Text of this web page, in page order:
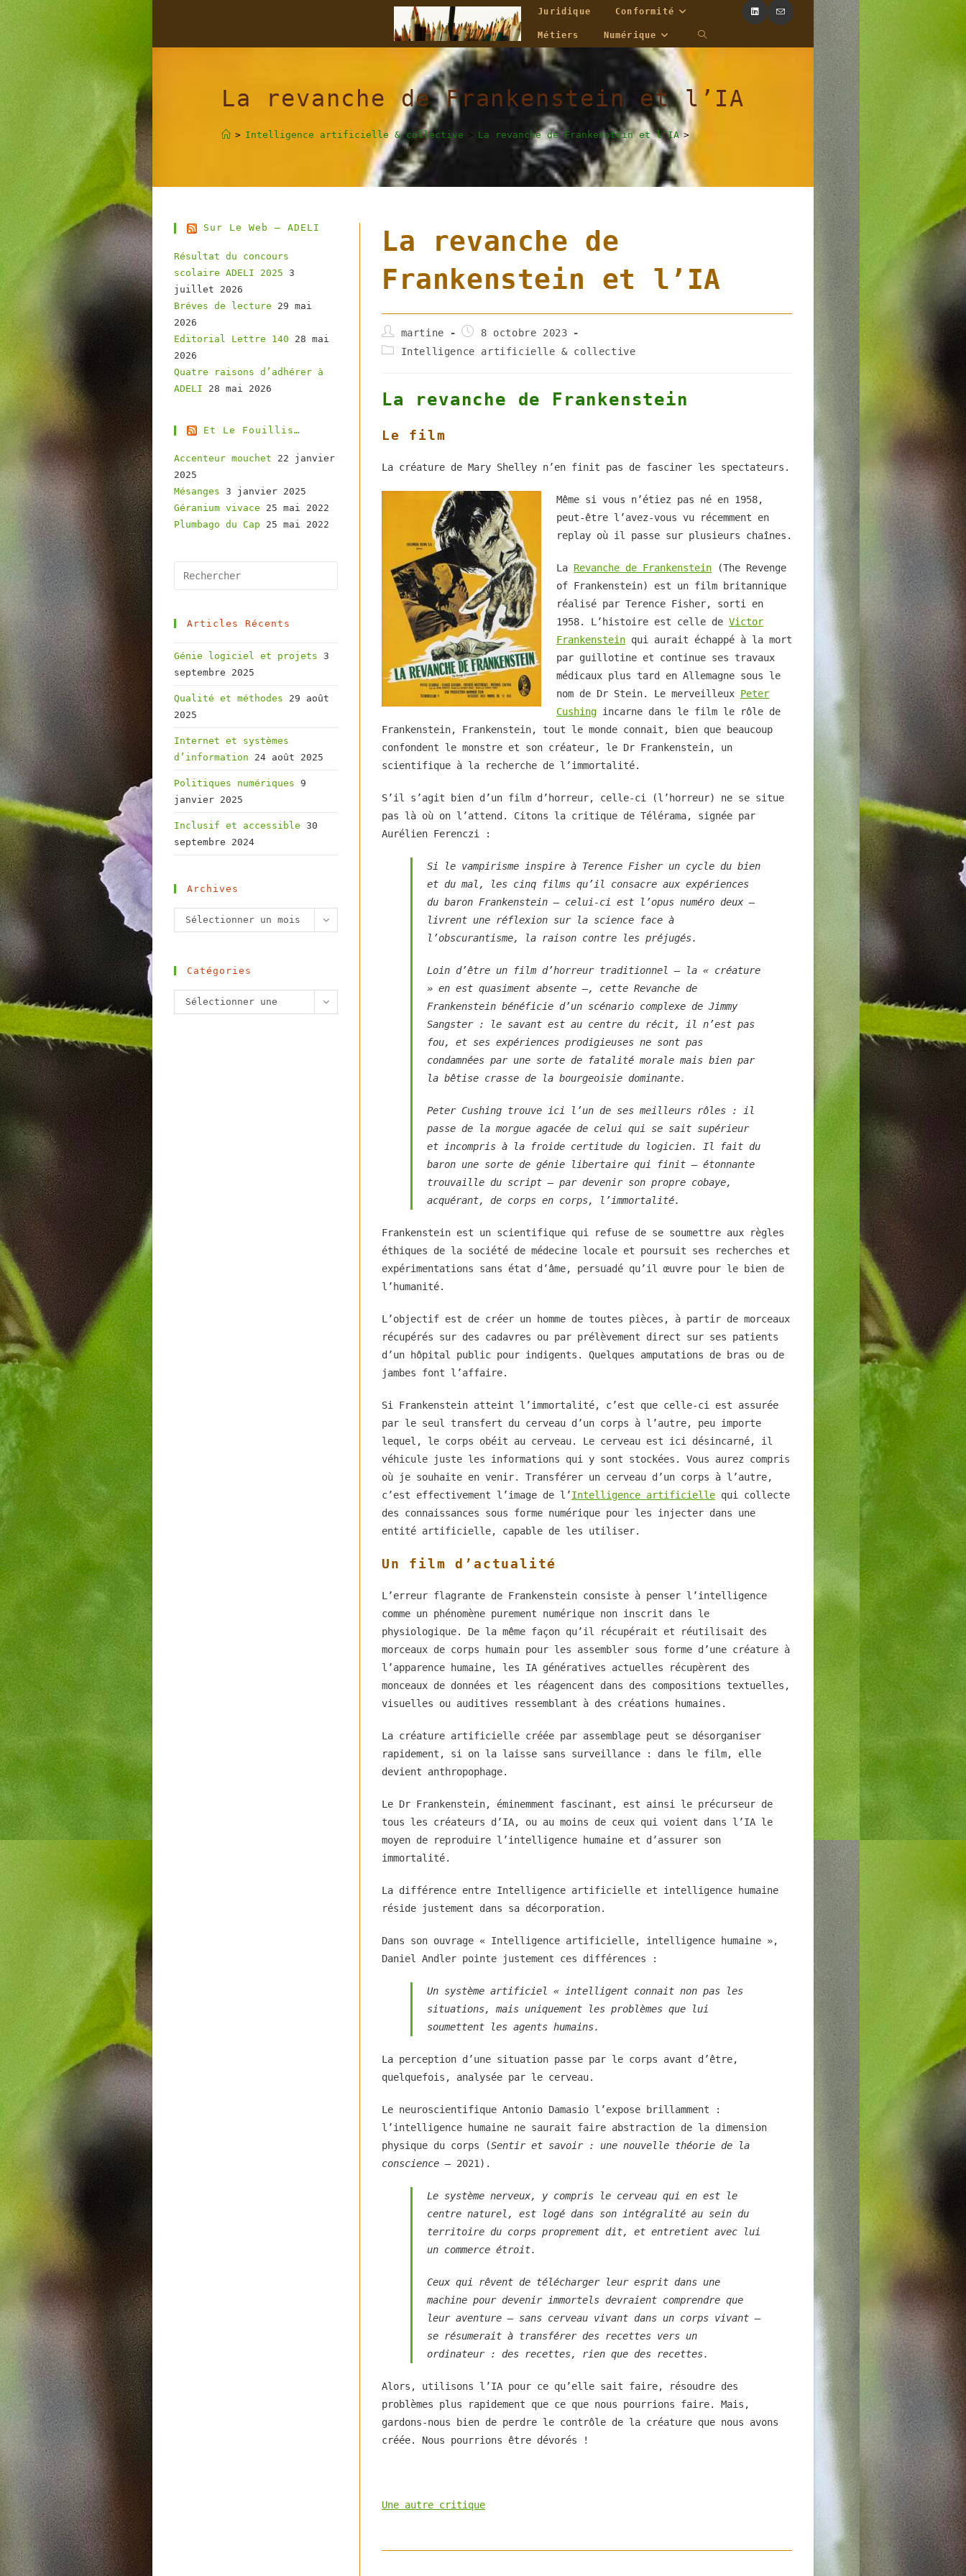
Juridique Conformité
Métiers Numérique Toggle
La revanche de Frankenstein et l’IA
> Intelligence artificielle & collective > La revanche de Frankenstein et l’IA >
La revanche de
Frankenstein et l’IA
Auteur/autrice
de
la
martine
Publication
8 octobre 2023
PostIntelligence artificielle & collective
La revanche de Frankenstein
Le film
La créature de Mary Shelley n’en finit pas de fasciner les spectateurs.
Même si vous n’étiez pas né en 1958,
peut-être l’avez-vous vu récemment en
replay où il passe sur plusieurs chaînes.
La Revanche de Frankenstein (The Revenge
of Frankenstein) est un film britannique
réalisé par Terence Fisher, sorti en
1958. L’histoire est celle de Victor
Frankenstein qui aurait échappé à la mort
par guillotine et continue ses travaux
médicaux plus tard en Allemagne sous le
nom de Dr Stein. Le merveilleux Peter
Cushing incarne dans le film le rôle de
Frankenstein, Frankenstein, tout le monde connait, bien que beaucoup
confondent le monstre et son créateur, le Dr Frankenstein, un
scientifique à la recherche de l’immortalité.
S’il s’agit bien d’un film d’horreur, celle-ci (l’horreur) ne se situe
pas là où on l’attend. Citons la critique de Télérama, signée par
Aurélien Ferenczi :
Si le vampirisme inspire à Terence Fisher un cycle du bien
et du mal, les cinq films qu’il consacre aux expériences
du baron Frankenstein — celui-ci est l’opus numéro deux —
livrent une réflexion sur la science face à
l’obscurantisme, la raison contre les préjugés.
Loin d’être un film d’horreur traditionnel — la « créature
» en est quasiment absente —, cette Revanche de
Frankenstein bénéficie d’un scénario complexe de Jimmy
Sangster : le savant est au centre du récit, il n’est pas
fou, et ses expériences prodigieuses ne sont pas
condamnées par une sorte de fatalité morale mais bien par
la bêtise crasse de la bourgeoisie dominante.
Peter Cushing trouve ici l’un de ses meilleurs rôles : il
passe de la morgue agacée de celui qui se sait supérieur
et incompris à la froide certitude du logicien. Il fait du
baron une sorte de génie libertaire qui finit — étonnante
trouvaille du script — par devenir son propre cobaye,
acquérant, de corps en corps, l’immortalité.
Frankenstein est un scientifique qui refuse de se soumettre aux règles
éthiques de la société de médecine locale et poursuit ses recherches et
expérimentations sans état d’âme, persuadé qu’il œuvre pour le bien de
l’humanité.
L’objectif est de créer un homme de toutes pièces, à partir de morceaux
récupérés sur des cadavres ou par prélèvement direct sur ses patients
d’un hôpital public pour indigents. Quelques amputations de bras ou de
jambes font l’affaire.
Si Frankenstein atteint l’immortalité, c’est que celle-ci est assurée
par le seul transfert du cerveau d’un corps à l’autre, peu importe
lequel, le corps obéit au cerveau. Le cerveau est ici désincarné, il
véhicule juste les informations qui y sont stockées. Vous aurez compris
où je souhaite en venir. Transférer un cerveau d’un corps à l’autre,
c’est effectivement l’image de l’Intelligence artificielle qui collecte
des connaissances sous forme numérique pour les injecter dans une
entité artificielle, capable de les utiliser.
Un film d’actualité
L’erreur flagrante de Frankenstein consiste à penser l’intelligence
comme un phénomène purement numérique non inscrit dans le
physiologique. De la même façon qu’il récupérait et réutilisait des
morceaux de corps humain pour les assembler sous forme d’une créature à
l’apparence humaine, les IA génératives actuelles récupèrent des
monceaux de données et les réagencent dans des compositions textuelles,
visuelles ou auditives ressemblant à des créations humaines.
La créature artificielle créée par assemblage peut se désorganiser
rapidement, si on la laisse sans surveillance : dans le film, elle
devient anthropophage.
Le Dr Frankenstein, éminemment fascinant, est ainsi le précurseur de
tous les créateurs d’IA, ou au moins de ceux qui voient dans l’IA le
moyen de reproduire l’intelligence humaine et d’assurer son
immortalité.
La différence entre Intelligence artificielle et intelligence humaine
réside justement dans sa décorporation.
Dans son ouvrage « Intelligence artificielle, intelligence humaine »,
Daniel Andler pointe justement ces différences :
Un système artificiel « intelligent connait non pas les
situations, mais uniquement les problèmes que lui
soumettent les agents humains.
La perception d’une situation passe par le corps avant d’être,
quelquefois, analysée par le cerveau.
Le neuroscientifique Antonio Damasio l’expose brillamment :
l’intelligence humaine ne saurait faire abstraction de la dimension
physique du corps (Sentir et savoir : une nouvelle théorie de la
conscience – 2021).
Le système nerveux, y compris le cerveau qui en est le
centre naturel, est logé dans son intégralité au sein du
territoire du corps proprement dit, et entretient avec lui
un commerce étroit.
Ceux qui rêvent de télécharger leur esprit dans une
machine pour devenir immortels devraient comprendre que
leur aventure – sans cerveau vivant dans un corps vivant –
se résumerait à transférer des recettes vers un
ordinateur : des recettes, rien que des recettes.
Alors, utilisons l’IA pour ce qu’elle sait faire, résoudre des
problèmes plus rapidement que ce que nous pourrions faire. Mais,
gardons-nous bien de perdre le contrôle de la créature que nous avons
créée. Nous pourrions être dévorés !
Une autre critique
Sur Le Web – ADELI
Résultat du concours
scolaire ADELI 2025 3
juillet 2026
Bréves de lecture
29 mai
2026
Editorial Lettre 140
28 mai
2026
Quatre raisons d’adhérer à
ADELI
28 mai 2026
Et Le Fouillis…
Accenteur mouchet
22 janvier
2025
Mésanges 3 janvier 2025
Géranium vivace
25 mai 2022
Plumbago du Cap
25 mai 2022
Articles Récents
Génie logiciel et projets 3
septembre 2025
Qualité et méthodes
29 août
2025
Internet et systèmes
d’information
24 août 2025
Politiques numériques
9
janvier 2025
Inclusif et accessible 30
septembre 2024
Archives
Archives
Sélectionner un mois
Catégories
Catégories
Sélectionner une